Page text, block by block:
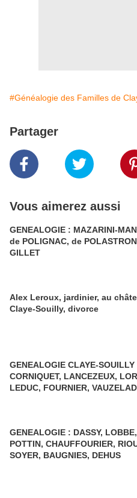
#Généalogie des Familles de
Partager
Vous aimerez aussi
GENEALOGIE : MAZARINI-
de POLIGNAC, de
GILLET
Alex Leroux, jardinier, au
Claye-Souilly, divorce
GENEALOGIE CLAYE-
CORNIQUET, LANCEZEUX,
LEDUC, FOURNIER,
GENEALOGIE : DASSY, LOBBE,
POTTIN, CHAUFFOURIER,
SOYER, BAUGNIES, DEHUS